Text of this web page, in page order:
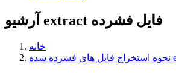
آرشیو extract فایل فشرده
خانه